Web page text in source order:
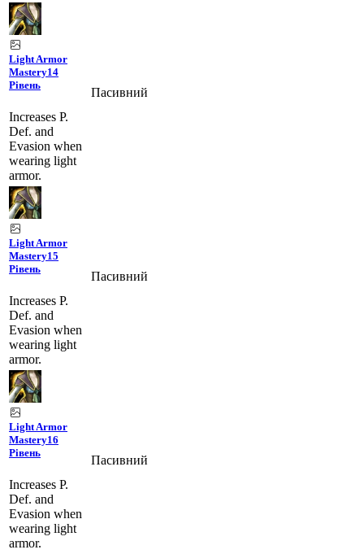
Light Armor
Mastery14
Рівень
Increases P.
Def. and
Evasion when
wearing light
armor.
Пасивний
Light Armor
Mastery15
Рівень
Increases P.
Def. and
Evasion when
wearing light
armor.
Пасивний
Light Armor
Mastery16
Рівень
Increases P.
Def. and
Evasion when
wearing light
armor.
Пасивний